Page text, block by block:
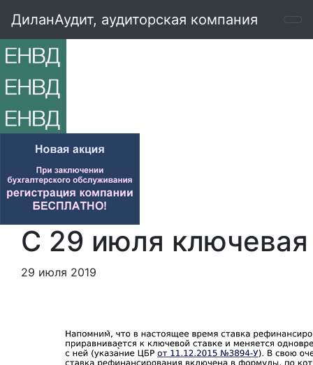
ДиланАудит, аудиторская компания
С 29 июля ключевая
29 июля 2019